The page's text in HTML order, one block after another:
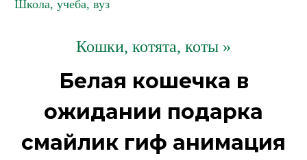
Школа, учеба, вуз
Кошки, котята, коты »
Белая кошечка в
ожидании подарка
смайлик гиф анимация